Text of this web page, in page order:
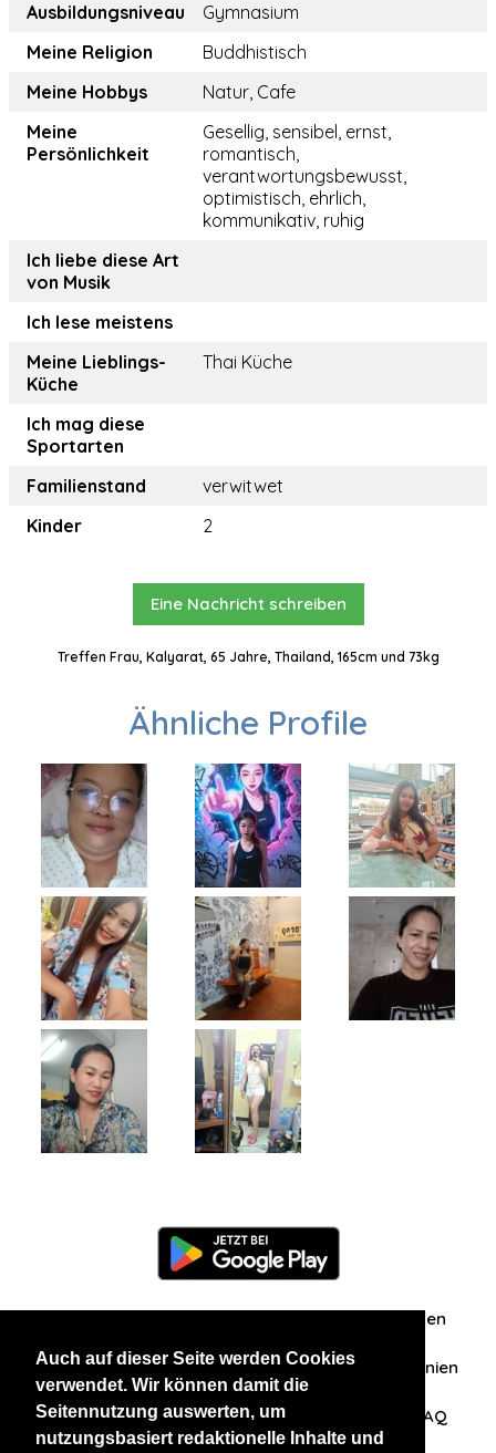
Auch auf dieser Seite werden Cookies
verwendet. Wir können damit die
Seitennutzung auswerten, um
nutzungsbasiert redaktionelle Inhalte und
Ausbildungsniveau
Gymnasium
Meine Religion
Buddhistisch
Meine Hobbys
Natur, Cafe
Meine
Persönlichkeit
Gesellig, sensibel, ernst,
romantisch,
verantwortungsbewusst,
optimistisch, ehrlich,
kommunikativ, ruhig
Ich liebe diese Art
von Musik
Ich lese meistens
Meine Lieblings-
Küche
Thai Küche
Ich mag diese
Sportarten
Familienstand
verwitwet
Kinder
2
Eine Nachricht schreiben
Treffen Frau, Kalyarat, 65 Jahre, Thailand, 165cm und 73kg
Ähnliche Profile
Zuschriften/Erfahrungen
Datenschutzerklärung AGB Datenschutzrichtlinien
Nehmen Sie Kontakt mit uns auf FAQ